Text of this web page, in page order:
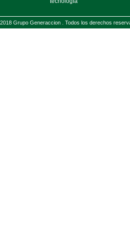
2018 Grupo Generaccion . Todos los derechos